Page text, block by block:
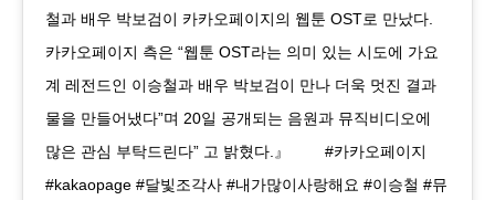
철과 배우 박보검이 카카오페이지의 웹툰 OST로 만났다.
카카오페이지 측은 “웹툰 OST라는 의미 있는 시도에 가요
계 레전드인 이승철과 배우 박보검이 만나 더욱 멋진 결과
물을 만들어냈다”며 20일 공개되는 음원과 뮤직비디오에
많은 관심 부탁드린다” 고 밝혔다.』 ⠀ ⠀ #카카오페이지
#kakaopage #달빛조각사 #내가많이사랑해요 #이승철 #뮤